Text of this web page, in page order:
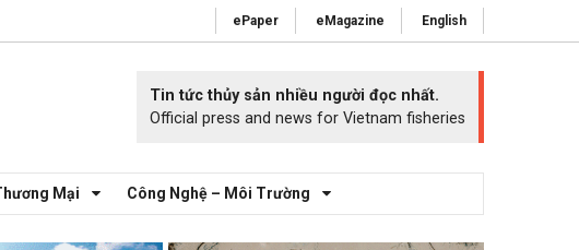
ePaper eMagazine English
Tin tức thủy sản nhiều người đọc nhất.
Official press and news for Vietnam fisheries
Mại Công Nghệ – Môi Trường